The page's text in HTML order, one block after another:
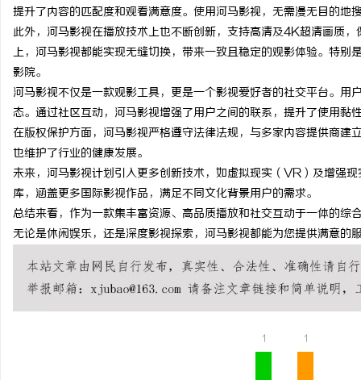
提升了内容的匹配度和观看满意度。使用河马影视，无需漫无目的地
此外，河马影视在播放技术上也不断创新，支持高清及4K超清画质
上，河马影视都能实现无缝切换，带来一致且稳定的观影体验。特
影院。
河马影视不仅是一款观影工具，更是一个影视爱好者的社交平台。
态。通过社区互动，河马影视增强了用户之间的联系，提升了使用黏
在版权保护方面，河马影视严格遵守法律法规，与多家内容提供商
也维护了行业的健康发展。
未来，河马影视计划引入更多创新技术，如虚拟现实（VR）及增强
库，涵盖更多国际影视作品，满足不同文化背景用户的需求。
总结来看，作为一款集丰富资源、高品质播放和社交互动于一体的
无论是休闲娱乐，还是深度影视探索，河马影视都能为您提供满意的
1 1
武汉配眼镜 上海配眼镜